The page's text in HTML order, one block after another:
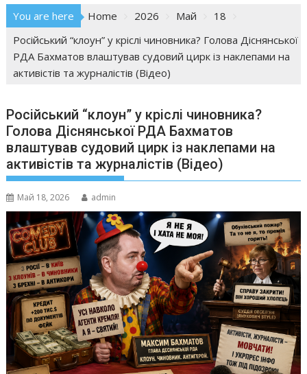
You are here Home 2026 Май
18
Російський “клоун” у кріслі чиновника? Голова Діснянської
РДА Бахматов влаштував судовий цирк із наклепами на
активістів та журналістів (Відео)
Російський “клоун” у кріслі чиновника?
Голова Діснянської РДА Бахматов
влаштував судовий цирк із наклепами на
активістів та журналістів (Відео)
Май 18, 2026 admin